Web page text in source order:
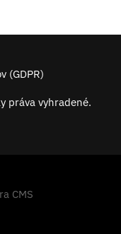
práva vyhradené.
(GDPR)
CMS